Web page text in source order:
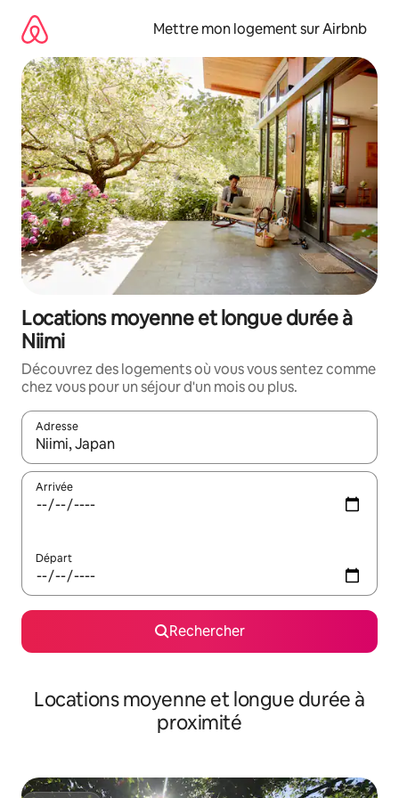
directement
contenu
Mettre mon logement sur Airbnb
Locations moyenne et longue durée à
Niimi
Découvrez des logements où vous vous sentez comme
chez vous pour un séjour d'un mois ou plus.
Adresse
Lorsque les résultats s'affichent, utilisez les flèches vers le
Arrivée
Départ
Rechercher
Locations moyenne et longue durée à
proximité